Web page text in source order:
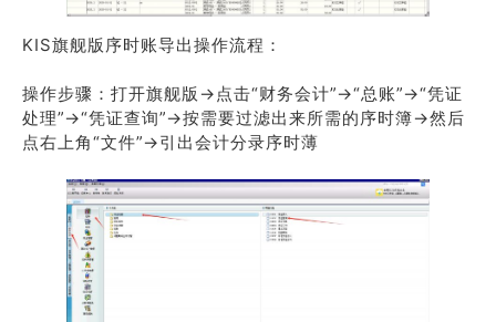
KIS旗舰版序时账导出操作流程：
操作步骤：打开旗舰版→点击“财务会计”→“总账”→“凭证
处理”→“凭证查询”→按需要过滤出来所需的序时簿→然后
点右上角“文件”→引出会计分录序时薄